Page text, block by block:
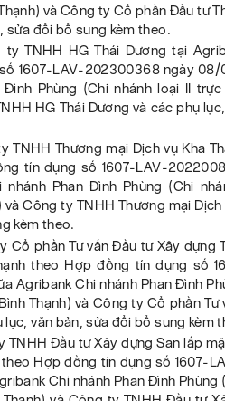
và Công ty Cổ phần Đầu tư
sửa đổi bổ sung kèm theo.
TNHH HG Thái Dương tại
1607-LAV-202300368 ngày
Phùng (Chi nhánh loại II
HG Thái Dương và các phụ
TNHH Thương mại Dịch vụ Kha
tín dụng số 1607-LAV-
Phan Đình Phùng (Chi
Công ty TNHH Thương mại Dịch
kèm theo.
Cổ phần Tư vấn Đầu tư Xây dựng
theo Hợp đồng tín dụng số
Agribank Chi nhánh Phan Đình
Thạnh) và Công ty Cổ phần Tư
lục, văn bản, sửa đổi bổ sung kèm
Đầu tư Xây dựng San lấp
theo Hợp đồng tín dụng số 1607-
Chi nhánh Phan Đình Phùng